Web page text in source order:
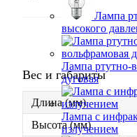
Лампа
высокого
Лампа ртутно-
дуговая
Лампа с
излучением
Вес и габариты
Длина (мм)
Высота (мм)